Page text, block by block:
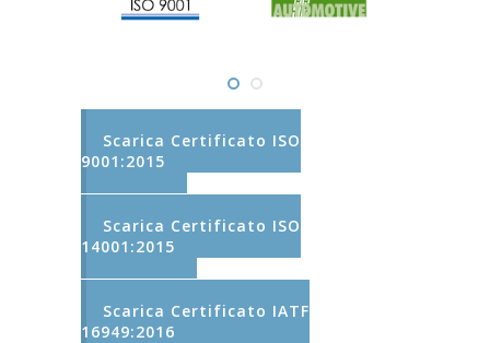
Scarica Certificato ISO
9001:2015
Scarica Certificato ISO
14001:2015
Scarica Certificato IATF
16949:2016